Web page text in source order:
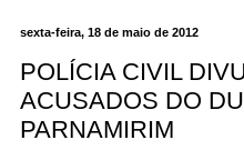
sexta-feira, 18 de maio de 2012
POLÍCIA CIVIL
ACUSADOS DO
PARNAMIRIM